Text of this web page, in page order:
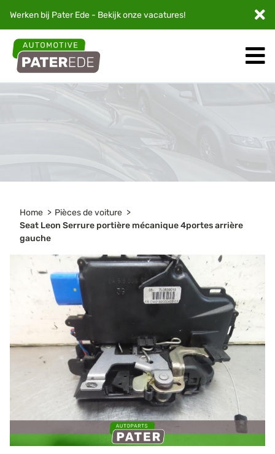
Werken bij Pater Ede - Bekijk onzevacatures!
Home
Pièces de voiture
Seat Leon Serrure portière mécanique 4portes arrière
gauche